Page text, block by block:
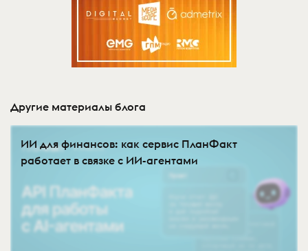
Другие материалы блога
ИИ для финансов: как сервис ПланФакт
работает в связке с ИИ-агентами